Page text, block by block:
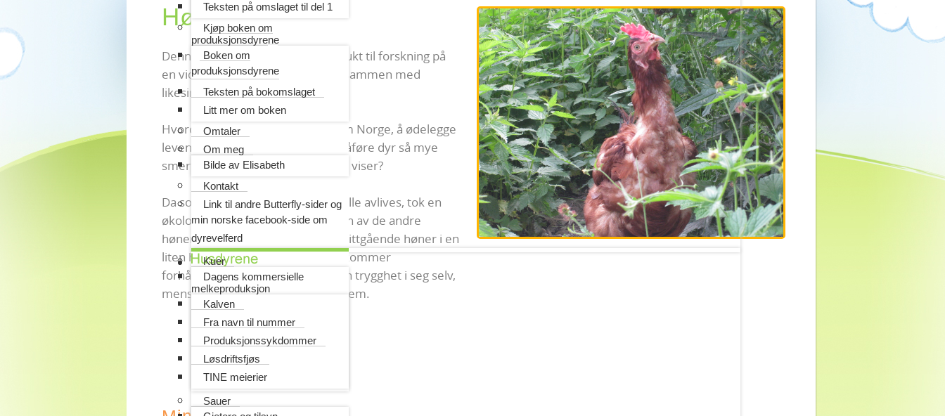
Teksten på omslaget til del 1
Kjøp boken om
produksjonsdyrene
Boken om
produksjonsdyrene
Teksten på bokomslaget
Litt mer om boken
Omtaler
Om meg
Bilde av Elisabeth
Kontakt
Link til andre Butterfly-sider og
min norske facebook-side om
dyrevelferd
Kuer
Dagens kommersielle
melkeproduksjon
Kalven
Fra navn til nummer
Produksjonssykdommer
Løsdriftsfjøs
TINE meierier
Sauer
Høner i bur
Denne høna ble i året som gikk brukt til forskning på
en videregående skole, hvor hun sammen med
likesinnede stod i bur.
Hvordan er det mulig, i et land som Norge, å ødelegge
levende liv på dette vis - tillate å påføre dyr så mye
smerte og lidelse som dette bildet viser?
Da sommerferien kom og hun skulle avlives, tok en
økologisk gård imot henne og noen av de andre
hønene. Dyrene lever i dag som frittgående høner i en
liten hønseflokk, og vil i året som kommer
forhåpentligvis sakte bygge opp en trygghet i seg selv,
mens fjærene igjen vokser ut på dem.